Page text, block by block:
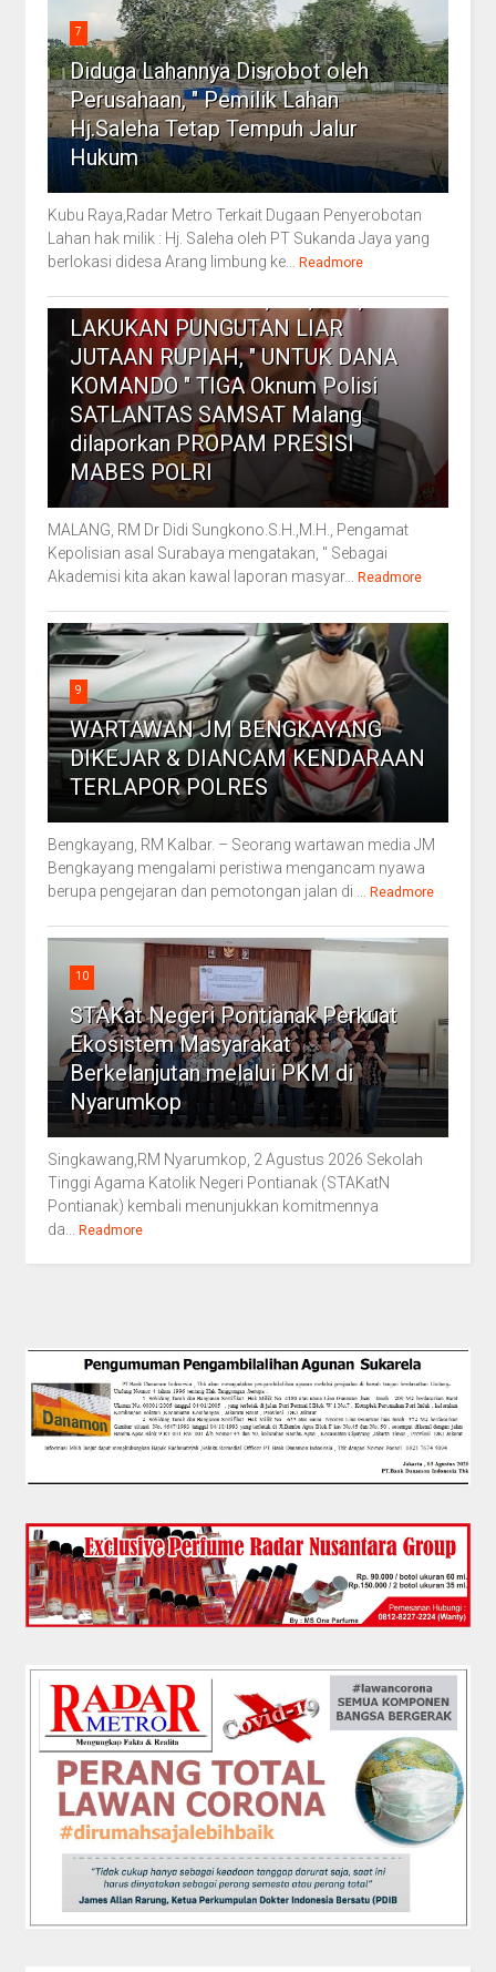
7
Diduga Lahannya Disrobot oleh
Perusahaan, " Pemilik Lahan
Hj.Saleha Tetap Tempuh Jalur
Hukum
Kubu Raya,Radar Metro Terkait Dugaan Penyerobotan
Lahan hak milik : Hj. Saleha oleh PT Sukanda Jaya yang
berlokasi didesa Arang limbung ke...
Readmore
8
Dr DIDI SUNGKONO.,S.H.,M.H.,
LAKUKAN PUNGUTAN LIAR
JUTAAN RUPIAH, " UNTUK DANA
KOMANDO " TIGA Oknum Polisi
SATLANTAS SAMSAT Malang
dilaporkan PROPAM PRESISI
MABES POLRI
MALANG, RM Dr Didi Sungkono.S.H.,M.H., Pengamat
Kepolisian asal Surabaya mengatakan, " Sebagai
Akademisi kita akan kawal laporan masyar...
Readmore
9
WARTAWAN JM BENGKAYANG
DIKEJAR & DIANCAM KENDARAAN
TERLAPOR POLRES
Bengkayang, RM Kalbar. – Seorang wartawan media JM
Bengkayang mengalami peristiwa mengancam nyawa
berupa pengejaran dan pemotongan jalan di ...
Readmore
10
STAKat Negeri Pontianak Perkuat
Ekosistem Masyarakat
Berkelanjutan melalui PKM di
Nyarumkop
Singkawang,RM Nyarumkop, 2 Agustus 2026 Sekolah
Tinggi Agama Katolik Negeri Pontianak (STAKatN
Pontianak) kembali menunjukkan komitmennya
da...
Readmore